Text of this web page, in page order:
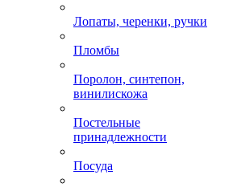
Лопаты, черенки, ручки
Пломбы
Поролон, синтепон,
винилискожа
Постельные
принадлежности
Посуда